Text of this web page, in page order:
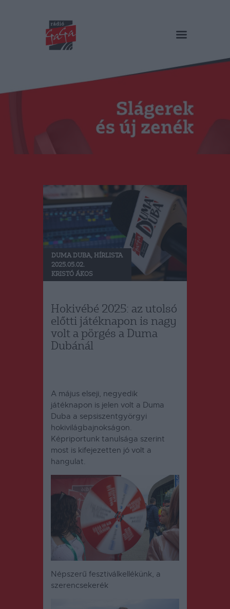
RÁDIÓ GAGA
Műsorok
Duma Duba
Podcast és videók
Stáb
Kapcsolat
RO
DUMA DUBA, HÍRLISTA
2025.05.02.
KRISTÓ ÁKOS
Hokivébé 2025: az utolsó
előtti játéknapon is nagy
volt a pörgés a Duma
Dubánál
A május elseji, negyedik
játéknapon is jelen volt a Duma
Duba a sepsiszentgyörgyi
hokivilágbajnokságon.
Képriportunk tanulsága szerint
most is kifejezetten jó volt a
hangulat.
Népszerű fesztiválkellékünk, a
szerencsekerék